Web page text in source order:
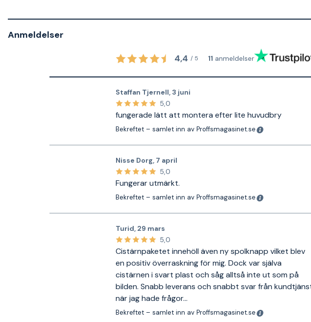
Anmeldelser
4,4 / 5 11 anmeldelser
Staffan Tjernell, 3 juni
5,0
fungerade lätt att montera efter lite huvudbry
Bekreftet – samlet inn av Proffsmagasinet.se
Nisse Dorg, 7 april
5,0
Fungerar utmärkt.
Bekreftet – samlet inn av Proffsmagasinet.se
Turid, 29 mars
5,0
Cistärnpaketet innehöll även ny spolknapp vilket blev
en positiv överraskning för mig. Dock var själva
cistärnen i svart plast och såg alltså inte ut som på
bilden. Snabb leverans och snabbt svar från
när jag hade frågor...
Bekreftet – samlet inn av Proffsmagasinet.se